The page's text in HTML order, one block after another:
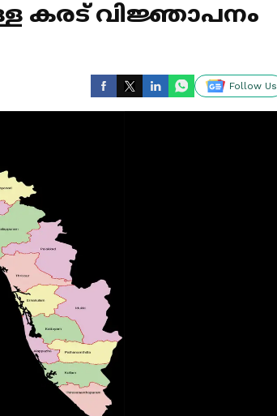
കരട് വിജ്ഞാപനം
Follow Us